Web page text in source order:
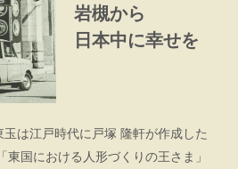
岩槻から
日本中に幸せを
は江戸時代に戸塚 隆軒が作成した
国における人形づくりの王さま」